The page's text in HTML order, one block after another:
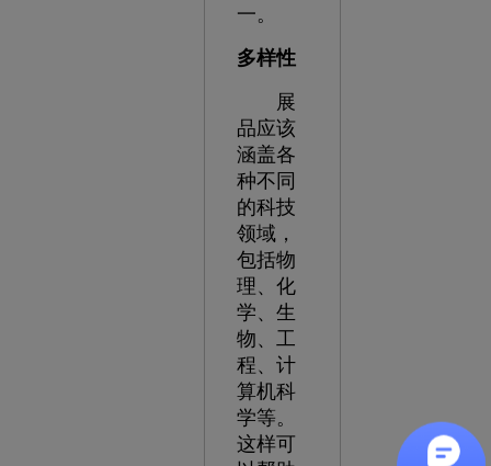
一。
多样性
展
品应该
涵盖各
种不同
的科技
领域，
包括物
理、化
学、生
物、工
程、计
算机科
学等。
这样可